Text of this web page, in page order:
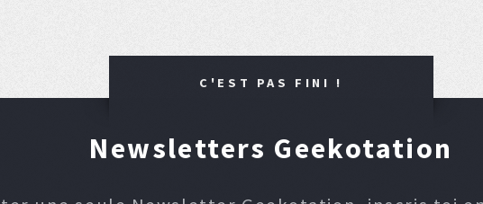
C'EST PAS FINI !
Newsletters Geekotation